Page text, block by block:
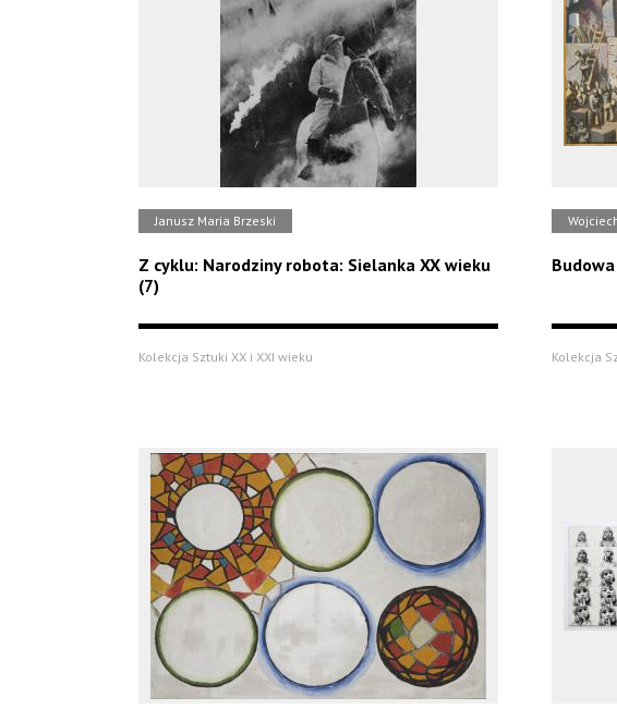
Janusz Maria Brzeski
Z cyklu: Narodziny robota: Sielanka XX wieku
(7)
Kolekcja Sztuki XX i XXI wieku Kolekcja